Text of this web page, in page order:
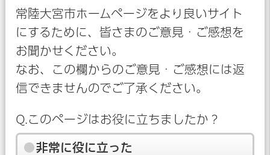
常陸大宮市ホームページをより良いサイト
にするために、皆さまのご意見・ご感想を
お聞かせください。
なお、この欄からのご意見・ご感想には返
信できませんのでご了承ください。
Q.このページはお役に立ちましたか？
非常に役に立った